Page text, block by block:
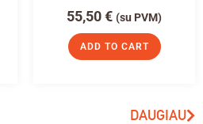
55,50€ (su PVM)
ADD TO CART
DAUGIAU